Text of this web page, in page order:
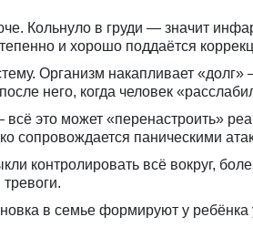
Кольнуло в груди — значит
и хорошо поддаётся
Организм накапливает
него, когда человек
это может «перенастроить»
сопровождается паническими
контролировать всё вокруг,
в семье формируют у